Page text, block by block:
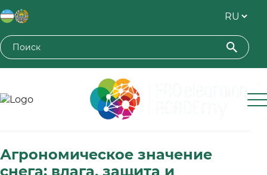
Toshkent davlat agrar universiteti
Агрономическое значение
снега: влага, защита и